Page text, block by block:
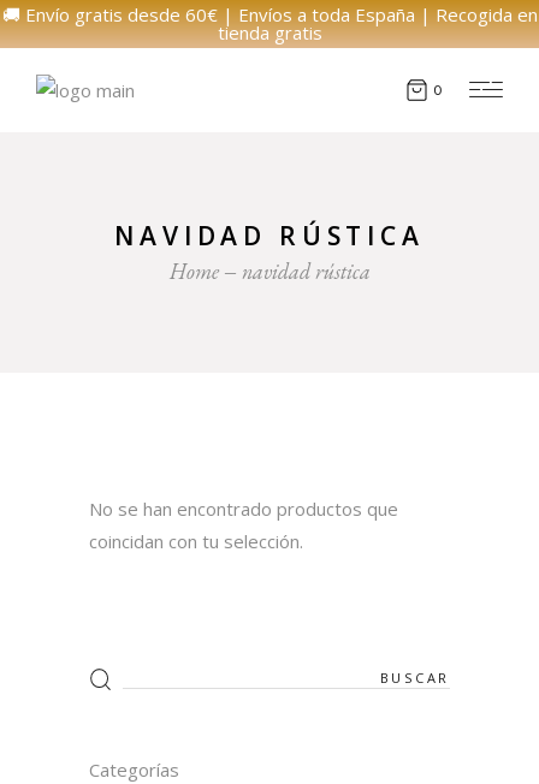
🚚 Envío gratis desde 60€ | Envíos a toda España | Recogida en
tienda gratis
0
NAVIDAD RÚSTICA
Home navidad rústica
No se han encontrado productos que
coincidan con tu selección.
Search
for:
Categorías